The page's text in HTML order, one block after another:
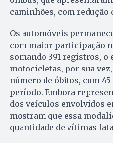
caminhões, com redução
Os automóveis
com maior participação
somando 391 registros, o
motocicletas, por sua
número de óbitos, com
período. Embora
dos veículos envolvidos
mostram que essa
quantidade de vítimas